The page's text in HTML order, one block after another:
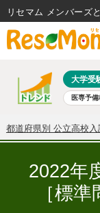
大学受
医専予
共通テスト 夏休み
自由研究教材（小学生向
ランキング
都道府県別 公立高校入
2022年
［標
リセマム メンバーズ